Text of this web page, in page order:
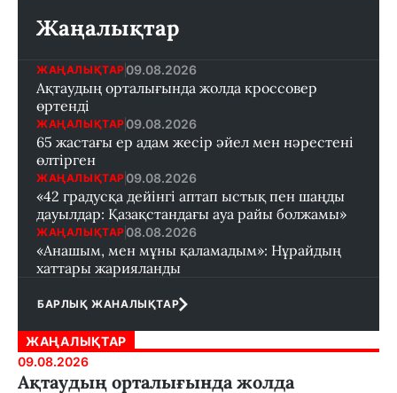
Жаңалықтар
ЖАҢАЛЫҚТАР 09.08.2026
Ақтаудың орталығында жолда кроссовер
өртенді
ЖАҢАЛЫҚТАР 09.08.2026
65 жастағы ер адам жесір әйел мен нәрестені
өлтірген
ЖАҢАЛЫҚТАР 09.08.2026
«42 градусқа дейінгі аптап ыстық пен шаңды
дауылдар: Қазақстандағы ауа райы болжамы»
ЖАҢАЛЫҚТАР 08.08.2026
«Анашым, мен мұны қаламадым»: Нұрайдың
хаттары жарияланды
БАРЛЫҚ ЖАНАЛЫҚТАР
ЖАҢАЛЫҚТАР
09.08.2026
Ақтаудың орталығында жолда